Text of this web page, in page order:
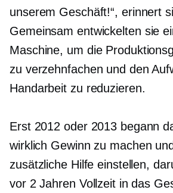
unserem Geschäft!“, erinnert
Gemeinsam entwickelten sie
Maschine, um die
zu verzehnfachen und den
Handarbeit zu reduzieren.
Erst 2012 oder 2013 begann
wirklich Gewinn zu machen
zusätzliche Hilfe einstellen,
vor 2 Jahren Vollzeit in das